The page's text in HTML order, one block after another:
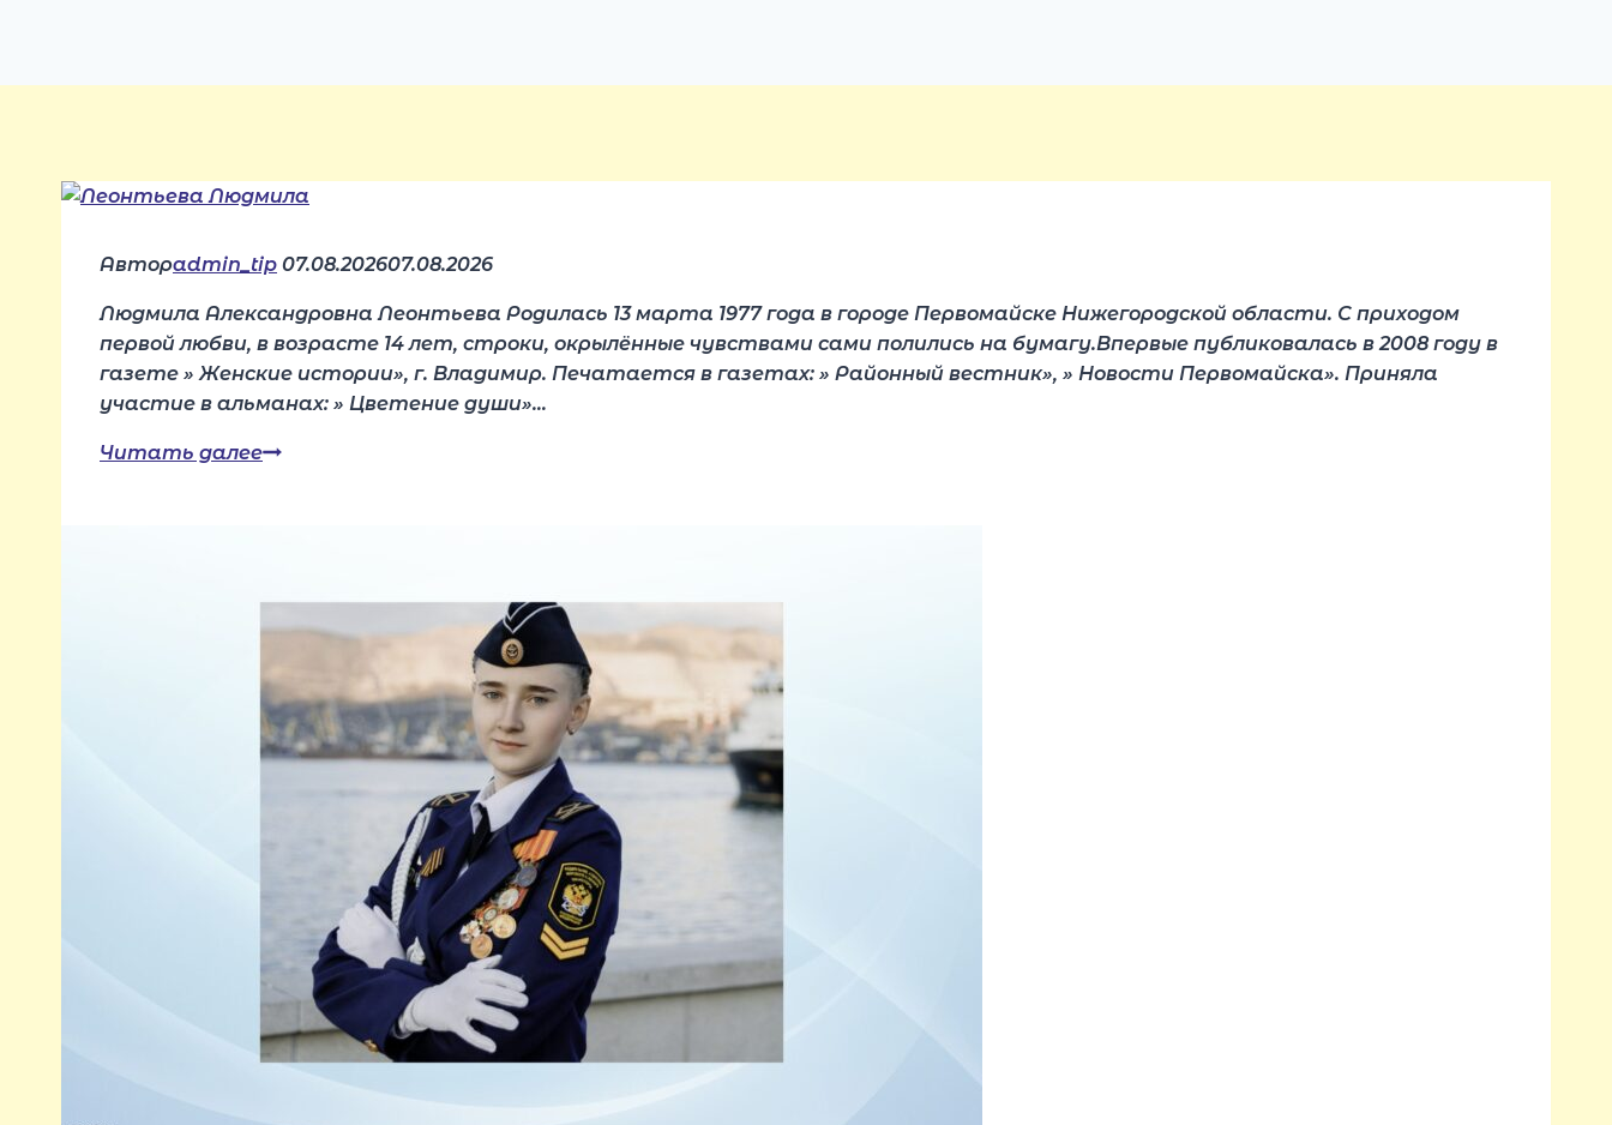
Авторadmin_tip 07.08.202607.08.2026
Людмила Александровна Леонтьева Родилась 13 марта 1977 года в городе Первомайске Нижегородской области. С приходом
первой любви, в возрасте 14 лет, строки, окрылённые чувствами сами полились на бумагу.Впервые публиковалась в 2008 году в
газете » Женские истории», г. Владимир. Печатается в газетах: » Районный вестник», » Новости Первомайска». Приняла
участие в альманах: » Цветение души»…
Читать далееЛеонтьева